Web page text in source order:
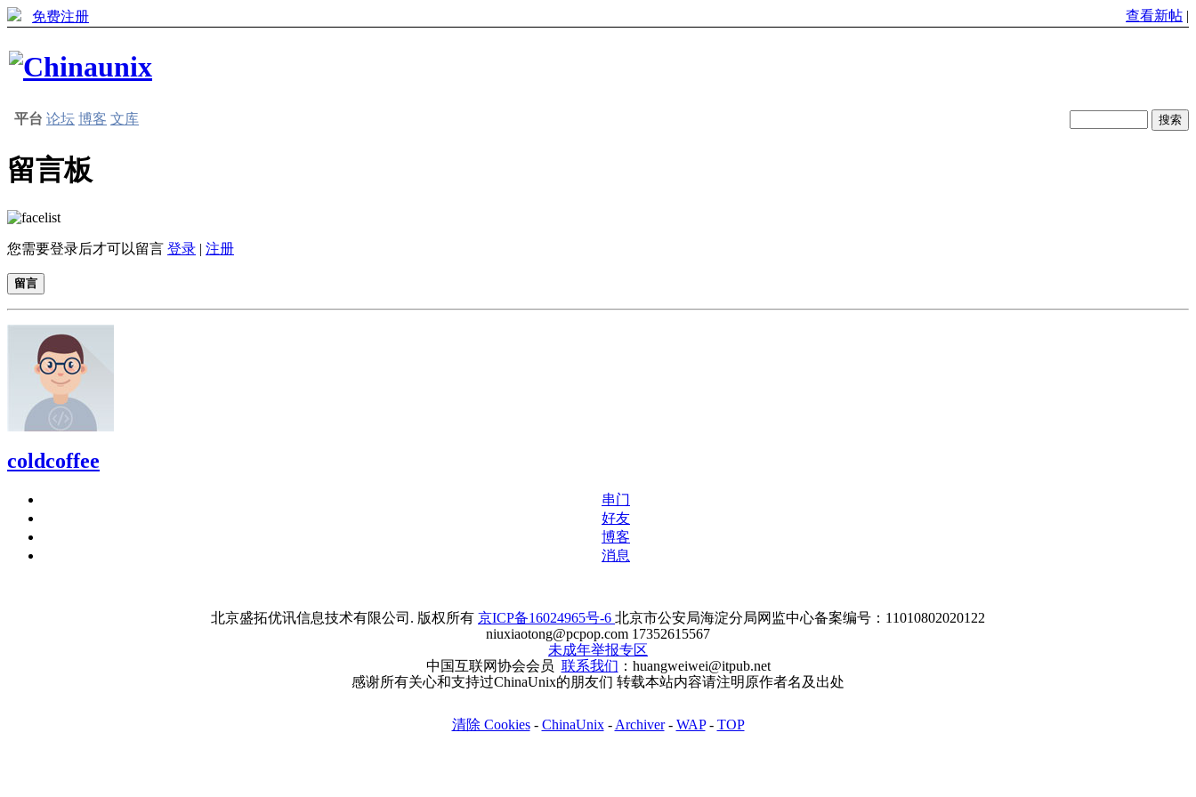
免费注册 查看新帖 |
平台 论坛 博客 文库
留言板
您需要登录后才可以留言 登录 | 注册
留言
coldcoffee
串门
好友
博客
消息
北京盛拓优讯信息技术有限公司. 版权所有 京ICP备16024965号-6 北京市公安局海淀分局网监中心备案编号：11010802020122
niuxiaotong@pcpop.com 17352615567
未成年举报专区
中国互联网协会会员 联系我们 ：huangweiwei@itpub.net
感谢所有关心和支持过ChinaUnix的朋友们 转载本站内容请注明原作者名及出处
清除 Cookies- ChinaUnix- Archiver- WAP- TOP